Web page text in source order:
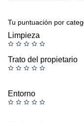
Tu puntuación por
Limpieza
Trato del propietario
Entorno